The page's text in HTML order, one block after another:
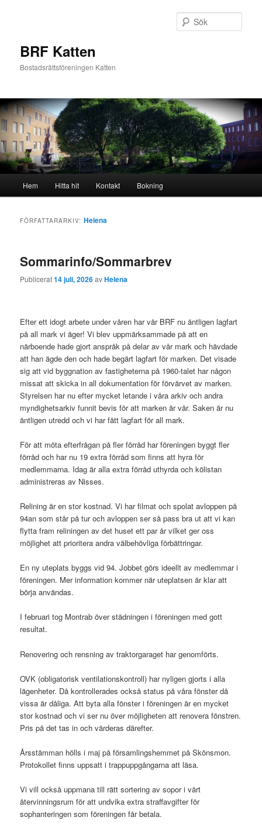
BRF Katten
Bostadsrättsföreningen Katten
Hem Hitta hit Kontakt Bokning
FÖRFATTARARKIV: Helena
Sommarinfo/Sommarbrev
Publicerat14 juli, 2026avHelena
Efter ett idogt arbete under våren har vår BRF nu äntligen lagfart
på all mark vi äger! Vi blev uppmärksammade på att en
närboende hade gjort anspråk på delar av vår mark och hävdade
att han ägde den och hade begärt lagfart för marken. Det visade
sig att vid byggnation av fastigheterna på 1960-talet har någon
missat att skicka in all dokumentation för förvärvet av marken.
Styrelsen har nu efter mycket letande i våra arkiv och andra
myndighetsarkiv funnit bevis för att marken är vår. Saken är nu
äntligen utredd och vi har fått lagfart för all mark.
För att möta efterfrågan på fler förråd har föreningen byggt fler
förråd och har nu 19 extra förråd som finns att hyra för
medlemmarna. Idag är alla extra förråd uthyrda och kölistan
administreras av Nisses.
Relining är en stor kostnad. Vi har filmat och spolat avloppen på
94an som står på tur och avloppen ser så pass bra ut att vi kan
flytta fram reliningen av det huset ett par år vilket ger oss
möjlighet att prioritera andra välbehövliga förbättringar.
En ny uteplats byggs vid 94. Jobbet görs ideellt av medlemmar i
föreningen. Mer information kommer när uteplatsen är klar att
börja användas.
I februari tog Montrab över städningen i föreningen med gott
resultat.
Renovering och rensning av traktorgaraget har genomförts.
OVK (obligatorisk ventilationskontroll) har nyligen gjorts i alla
lägenheter. Då kontrollerades också status på våra fönster då
vissa är dåliga. Att byta alla fönster i föreningen är en mycket
stor kostnad och vi ser nu över möjligheten att renovera fönstren.
Pris på det tas in och värderas därefter.
Årsstämman hölls i maj på församlingshemmet på Skönsmon.
Protokollet finns uppsatt i trappuppgångarna att läsa.
Vi vill också uppmana till rätt sortering av sopor i vårt
återvinningsrum för att undvika extra straffavgifter för
sophanteringen som föreningen får betala.